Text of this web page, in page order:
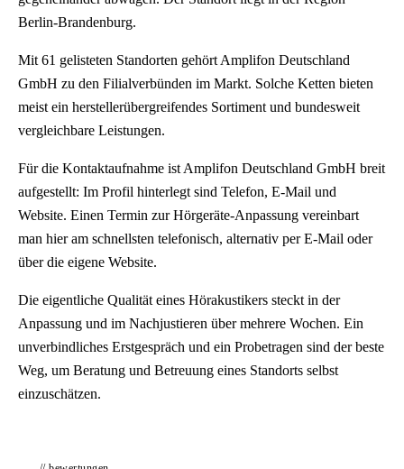
Berlin-Brandenburg.
Mit 61 gelisteten Standorten gehört Amplifon Deutschland
GmbH zu den Filialverbünden im Markt. Solche Ketten bieten
meist ein herstellerübergreifendes Sortiment und bundesweit
vergleichbare Leistungen.
Für die Kontaktaufnahme ist Amplifon Deutschland GmbH breit
aufgestellt: Im Profil hinterlegt sind Telefon, E-Mail und
Website. Einen Termin zur Hörgeräte-Anpassung vereinbart
man hier am schnellsten telefonisch, alternativ per E-Mail oder
über die eigene Website.
Die eigentliche Qualität eines Hörakustikers steckt in der
Anpassung und im Nachjustieren über mehrere Wochen. Ein
unverbindliches Erstgespräch und ein Probetragen sind der beste
Weg, um Beratung und Betreuung eines Standorts selbst
einzuschätzen.